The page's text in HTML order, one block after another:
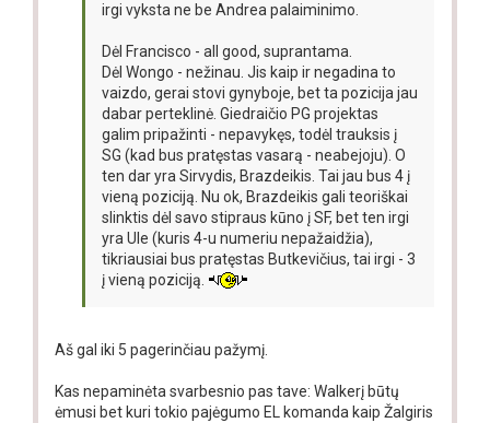
irgi vyksta ne be Andrea palaiminimo.
Dėl Francisco - all good, suprantama.
Dėl Wongo - nežinau. Jis kaip ir negadina to
vaizdo, gerai stovi gynyboje, bet ta pozicija jau
dabar perteklinė. Giedraičio PG projektas
galim pripažinti - nepavykęs, todėl trauksis į
SG (kad bus pratęstas vasarą - neabejoju). O
ten dar yra Sirvydis, Brazdeikis. Tai jau bus 4 į
vieną poziciją. Nu ok, Brazdeikis gali teoriškai
slinktis dėl savo stipraus kūno į SF, bet ten irgi
yra Ule (kuris 4-u numeriu nepažaidžia),
tikriausiai bus pratęstas Butkevičius, tai irgi - 3
į vieną poziciją.
Aš gal iki 5 pagerinčiau pažymį.
Kas nepaminėta svarbesnio pas tave: Walkerį būtų
ėmusi bet kuri tokio pajėgumo EL komanda kaip Žalgiris